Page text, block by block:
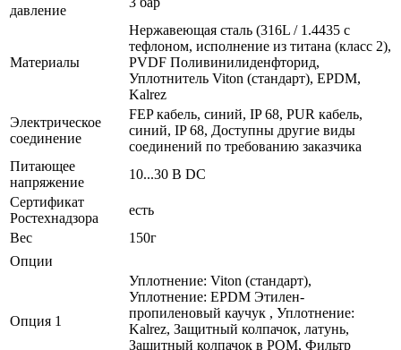
давление
Материалы
Нержавеющая сталь (316L / 1.4435 с
тефлоном, исполнение из титана (класс 2),
PVDF Поливинилиденфторид,
Уплотнитель Viton (стандарт), EPDM,
Kalrez
Электрическое
соединение
FEP кабель, синий, IP 68, PUR кабель,
синий, IP 68, Доступны другие виды
соединений по требованию заказчика
Питающее
напряжение
10...30 В DC
Сертификат
Ростехнадзора
есть
Вес
150г
Опции
Опция 1
Уплотнение: Viton (стандарт),
Уплотнение: EPDM Этилен-
пропиленовый каучук , Уплотнение:
Kalrez, Защитный колпачок, латунь,
Защитный колпачок в POM, Фильтр